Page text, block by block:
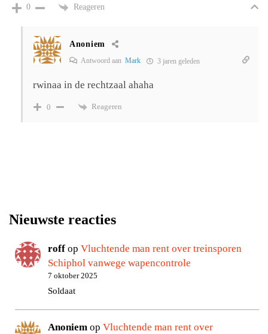
0 Reageren
Anoniem
Antwoord aan Mark 3 jaren geleden
rwinaa in de rechtzaal ahaha
0 Reageren
Nieuwste reacties
roff opVluchtende man rent over treinsporen
Schiphol vanwege wapencontrole
7 oktober 2025
Soldaat
Anoniem opVluchtende man rent over